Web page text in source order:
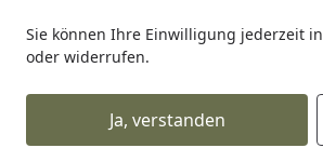
Sie können Ihre Einwilligung jederzeit
oder widerrufen.
Ja, verstanden
Karibu
Dein
Sichtschutzzaun Natürliche